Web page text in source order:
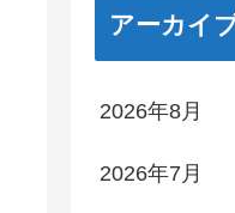
アーカイ
2026年8月
2026年7月